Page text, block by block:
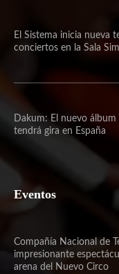
El Sistema inicia nueva
conciertos en la Sala
Dakum: El nuevo
tendrá gira en España
Eventos
Compañía Nacional de
impresionante
arena del Nuevo Circo